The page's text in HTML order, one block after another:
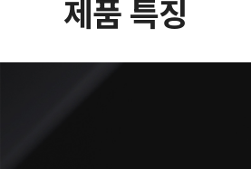
제품 특징